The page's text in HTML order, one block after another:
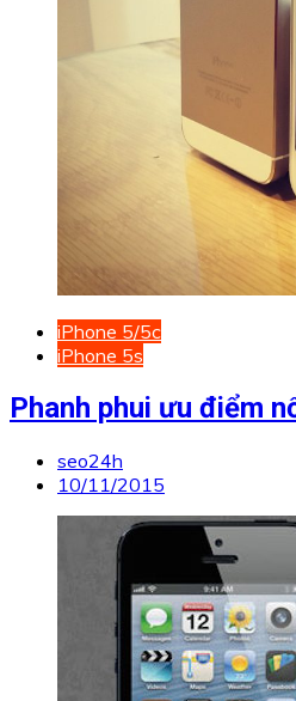
iPhone 5/5c
iPhone 5s
Phanh phui ưu điểm
seo24h
10/11/2015